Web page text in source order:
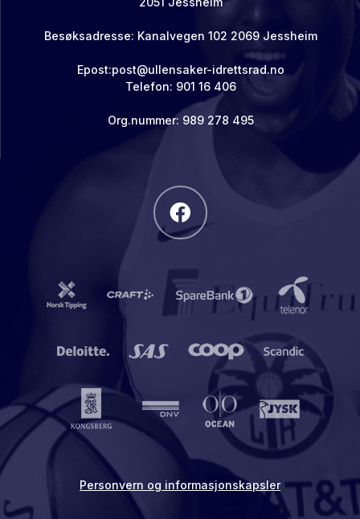
Besøksadresse: Kanalvegen 102 2069 Jessheim
Epost:post@ullensaker-idrettsrad.no
Telefon: 901 16 406
Org.nummer: 989 278 495
Personvern og informasjonskapsler